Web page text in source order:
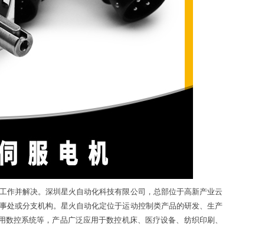
作并解决。深圳星火自动化科技有限公司，总部位于高新产业云
处或分支机构。星火自动化定位于运动控制类产品的研发、生产
控系统等，产品广泛应用于数控机床、医疗设备、纺织印刷、